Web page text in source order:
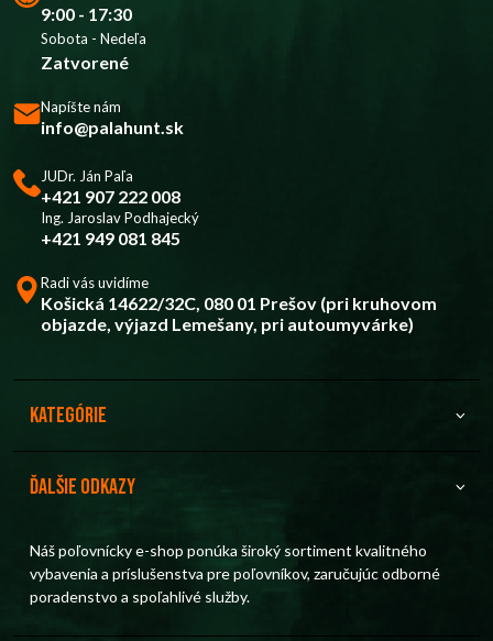
9:00 - 17:30
Sobota - Nedeľa
Zatvorené
Napíšte nám
info@palahunt.sk
JUDr. Ján Paľa
+421 907 222 008
Ing. Jaroslav Podhajecký
+421 949 081 845
Radi vás uvidíme
Košická 14622/32C, 080 01 Prešov (pri kruhovom
objazde, výjazd Lemešany, pri autoumyvárke)
Kategórie
Ďalšie odkazy
Náš poľovnícky e-shop ponúka široký sortiment kvalitného
vybavenia a príslušenstva pre poľovníkov, zaručujúc odborné
poradenstvo a spoľahlivé služby.